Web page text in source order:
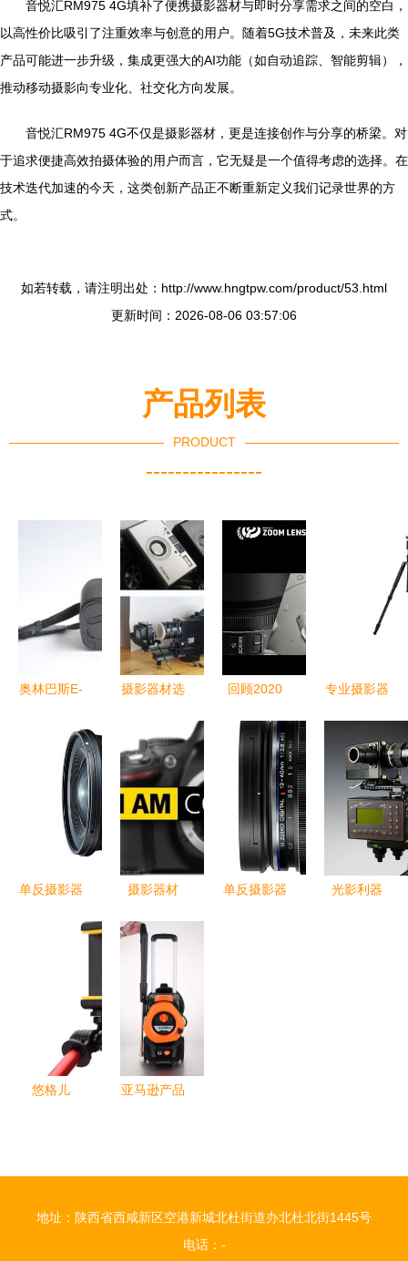
音悦汇RM975 4G填补了便携摄影器材与即时分享需求之间的空白，
以高性价比吸引了注重效率与创意的用户。随着5G技术普及，未来此类
产品可能进一步升级，集成更强大的AI功能（如自动追踪、智能剪辑），
推动移动摄影向专业化、社交化方向发展。
音悦汇RM975 4G不仅是摄影器材，更是连接创作与分享的桥梁。对
于追求便捷高效拍摄体验的用户而言，它无疑是一个值得考虑的选择。在
技术迭代加速的今天，这类创新产品正不断重新定义我们记录世界的方
式。
如若转载，请注明出处：http://www.hngtpw.com/product/53.html
更新时间：2026-08-06 03:57:06
产品列表
PRODUCT
----------------
奥林巴斯E-
600元顺丰
包邮的入门
经典之选
摄影器材选
影心得分享
回顾2020
度摄影器材
奖揭晓，引
领影像创作
新趋势
专业摄影器
脚架，摄影
摄像的坚实
伙伴
单反摄影器
摄影器材
得力助手
单反摄影器
光影利器
悠格儿
拍杆 一杆
亚马逊产品
新选择
地址：陕西省西咸新区空港新城北杜街道办北杜北街1445号
电话：-